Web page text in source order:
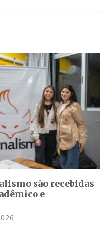
são recebidas
e